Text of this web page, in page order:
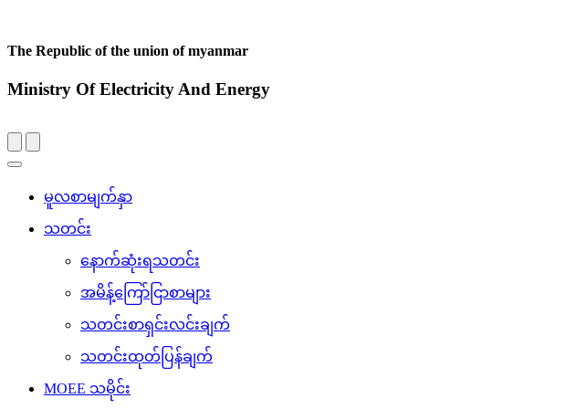
The Republic of the union of myanmar
Ministry Of Electricity And Energy
navigation
မူလစာမျက်နှာ
သတင်း
နောက်ဆုံးရသတင်း
အမိန့်ကြော်ငြာစာများ
သတင်းစာရှင်းလင်းချက်
သတင်းထုတ်ပြန်ချက်
MOEE သမိုင်း